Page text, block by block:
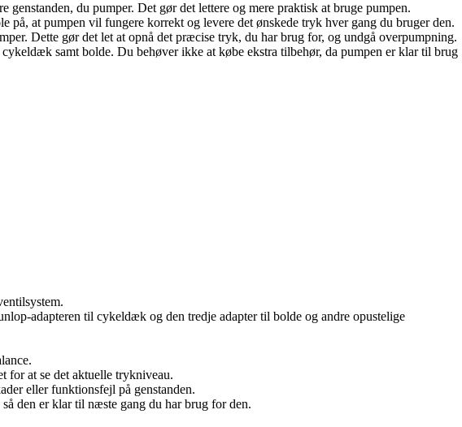
du pumper. Det gør det lettere og mere praktisk at bruge pumpen.
på, at pumpen vil fungere korrekt og levere det ønskede tryk hver gang du bruger den.
Dette gør det let at opnå det præcise tryk, du har brug for, og undgå overpumpning.
samt bolde. Du behøver ikke at købe ekstra tilbehør, da pumpen er klar til brug
adapteren til cykeldæk og den tredje adapter til bolde og andre opustelige
for at se det aktuelle trykniveau.
eller funktionsfejl på genstanden.
den er klar til næste gang du har brug for den.